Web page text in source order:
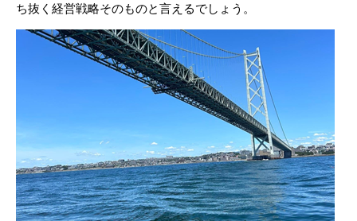
ち抜く経営戦略そのものと言えるでしょう。